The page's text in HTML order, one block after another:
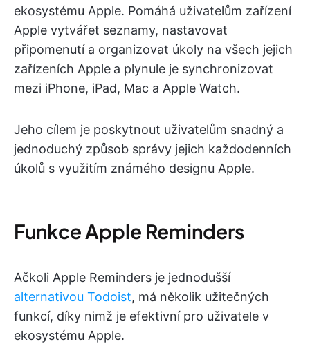
ekosystému Apple. Pomáhá uživatelům zařízení
Apple vytvářet seznamy, nastavovat
připomenutí a organizovat úkoly na všech jejich
zařízeních Apple a plynule je synchronizovat
mezi iPhone, iPad, Mac a Apple Watch.
Jeho cílem je poskytnout uživatelům snadný a
jednoduchý způsob správy jejich každodenních
úkolů s využitím známého designu Apple.
Funkce Apple Reminders
Ačkoli Apple Reminders je jednodušší
alternativou Todoist, má několik užitečných
funkcí, díky nimž je efektivní pro uživatele v
ekosystému Apple.